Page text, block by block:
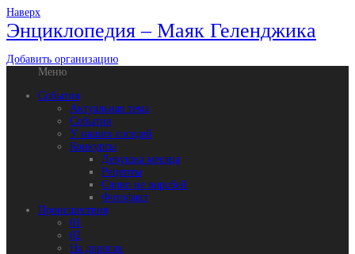
Наверх
Энциклопедия – Маяк Геленджика
Добавить организацию
Меню
События
Актуальная тема
События
У наших соседей
Конкурсы
Девушка месяца
Рецепты
Слово не воробей
Фотофакт
Происшествия
01
02
На дорогах